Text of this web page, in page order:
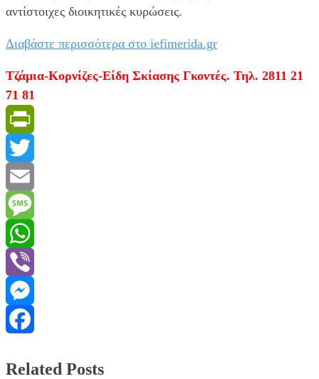
αντίστοιχες διοικητικές κυρώσεις.
Διαβάστε περισσότερα στο iefimerida.gr
Τζάμια-Κορνίζες-Είδη Σκίασης Γκοντές. Τηλ. 2811 21
71 81
PrintFriendly
Twitter
Email
Message
WhatsApp
Viber
Messenger
Related Posts